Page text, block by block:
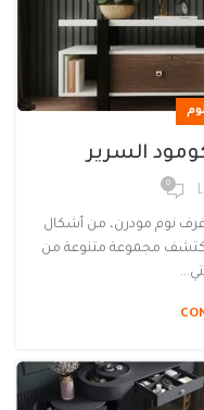
0
نوم مودرن، من أشكال
اكتشف مجموعة متنوعة من